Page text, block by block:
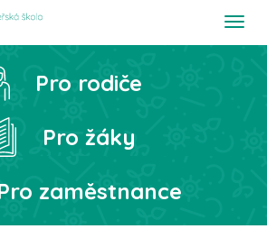
T
t
Hledat
Pro rodiče
Pro žáky
zaměstnance